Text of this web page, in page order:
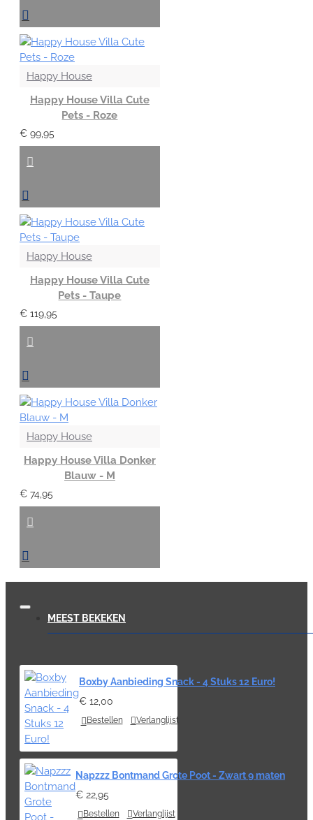
Happy House
Happy House Villa Cute
Pets - Roze
€ 99,95
Happy House
Happy House Villa Cute
Pets - Taupe
€ 119,95
Happy House
Happy House Villa Donker
Blauw - M
€ 74,95
MEEST BEKEKEN
Boxby Aanbieding Snack - 4 Stuks 12 Euro!
€ 12,00
Bestellen Verlanglijst
Napzzz Bontmand Grote Poot - Zwart 9 maten
€ 22,95
Bestellen Verlanglijst